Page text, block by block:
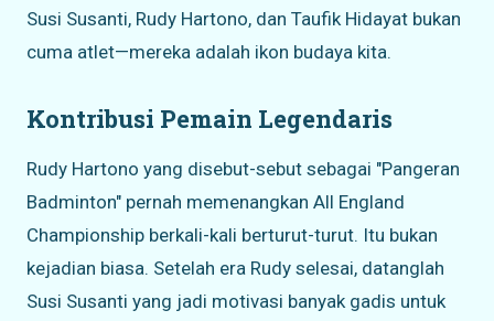
Susi Susanti, Rudy Hartono, dan Taufik Hidayat bukan
cuma atlet—mereka adalah ikon budaya kita.
Kontribusi Pemain Legendaris
Rudy Hartono yang disebut-sebut sebagai "Pangeran
Badminton" pernah memenangkan All England
Championship berkali-kali berturut-turut. Itu bukan
kejadian biasa. Setelah era Rudy selesai, datanglah
Susi Susanti yang jadi motivasi banyak gadis untuk